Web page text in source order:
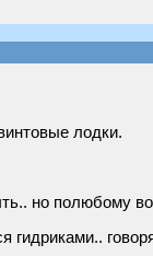
лодки.
но полюбому